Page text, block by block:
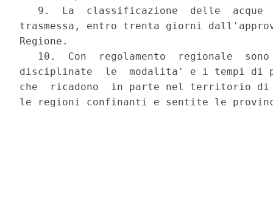
9.  La  classificazione  delle  acque
trasmessa, entro trenta giorni
Regione.
10.  Con  regolamento  regionale
disciplinate  le  modalita' e i tempi di
che  ricadono  in parte nel territorio